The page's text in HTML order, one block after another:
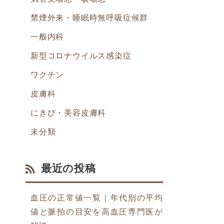
禁煙外来・睡眠時無呼吸症候群
一般内科
新型コロナウイルス感染症
ワクチン
皮膚科
にきび・美容皮膚科
未分類
最近の投稿
血圧の正常値一覧｜年代別の平均
値と脈拍の目安を高血圧専門医が